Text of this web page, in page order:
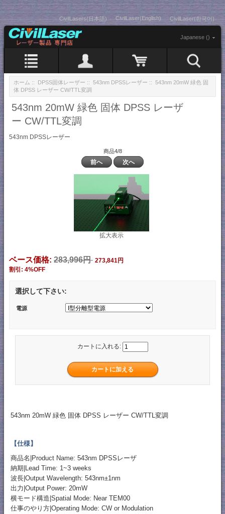
CivilLasers(日本語) CivilLaser(English) CivilLaser(한국어)
Japanese ()
ホーム :: DPSS固体レーザー :: 543nm DPSSレーザー :: 543nm 20mW 緑色 固
体 DPSS レーザー CW/TTL変調
543nm 20mW 緑色 固体 DPSS レーザ
ー CW/TTL変調
543nm DPSSレーザー
商品4/8
前へ 次へ
拡大表示
ベース価格: 283,996円 273,841円
割引: 4%OFF
選択して下さい:
電源
カートに入れる:
543nm 20mW 緑色 固体 DPSS レーザー CW/TTL変調
【仕様】
商品名|Product Name: 543nm DPSSレーザ
納期|Lead Time: 1~3 weeks
波長|Output Wavelength: 543nm±1nm
出力|Output Power: 20mW
横モード構造|Spatial Mode: Near TEM00
仕事のやり方|Operating Mode: CW or Modulation